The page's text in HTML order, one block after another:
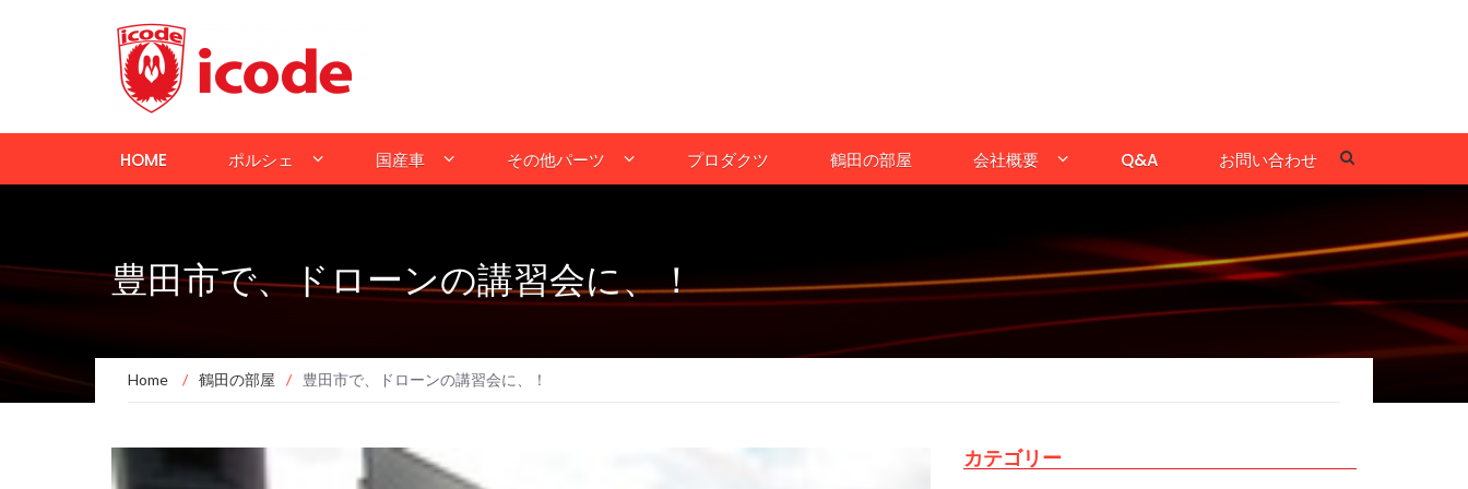
HOME ポルシェ 国産車 その他パーツ プロダクツ 鶴田の部屋 会社概要 Q&A お問い合わせ
豊田市で、ドローンの講習会に、！
Home / 鶴田の部屋 / 豊田市で、ドローンの講習会に、！
カテゴリー